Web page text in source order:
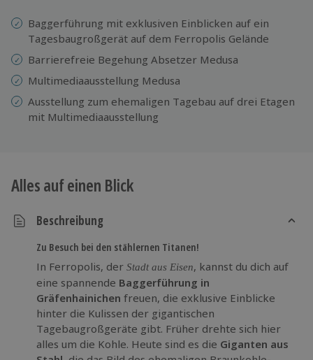
Baggerführung mit exklusiven Einblicken auf ein
Tagesbaugroßgerät auf dem Ferropolis Gelände
Barrierefreie Begehung Absetzer Medusa
Multimediaausstellung Medusa
Ausstellung zum ehemaligen Tagebau auf drei Etagen
mit Multimediaausstellung
Alles auf einen Blick
Beschreibung
Zu Besuch bei den stählernen Titanen!
In Ferropolis, der Stadt aus Eisen, kannst du dich auf
eine spannende Baggerführung in
Gräfenhainichen freuen, die exklusive Einblicke
hinter die Kulissen der gigantischen
Tagebaugroßgeräte gibt. Früher drehte sich hier
alles um die Kohle. Heute sind es die Giganten aus